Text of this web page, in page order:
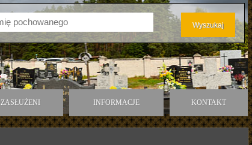
ZASŁUŻENI INFORMACJE KONTAKT